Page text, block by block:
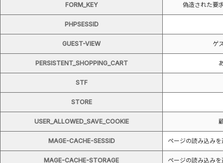
FORM_KEY 偽造された要
PHPSESSID
GUEST-VIEW ゲ
PERSISTENT_SHOPPING_CART
STF
STORE
USER_ALLOWED_SAVE_COOKIE
MAGE-CACHE-SESSID ページの読み込み
MAGE-CACHE-STORAGE ページの読み込み